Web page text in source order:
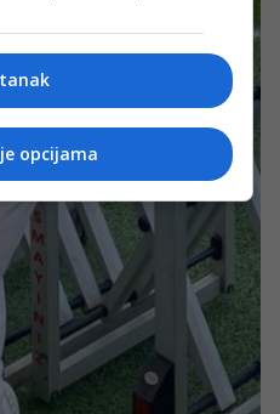
opcijama